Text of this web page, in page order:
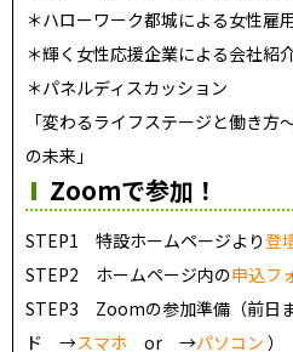
＊ハローワーク都城による女性雇
＊輝く女性応援企業による会社紹
＊パネルディスカッション
「変わるライフステージと働き
の未来」
Zoomで参加！
STEP1 特設ホームページより登
STEP2 ホームページ内の申込フ
STEP3 Zoomの参加準備（前日
ド →スマホ or →パソコン ）